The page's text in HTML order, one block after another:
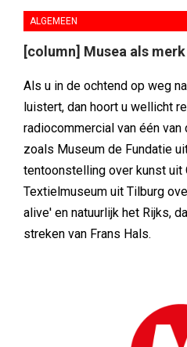
ALGEMEEN
[column] Musea als merk
Als u in de ochtend op weg
luistert, dan hoort u wellicht
radiocommercial van één
zoals Museum de Fundatie
tentoonstelling over kunst uit
Textielmuseum uit Tilburg
alive' en natuurlijk het Rijks,
streken van Frans Hals.